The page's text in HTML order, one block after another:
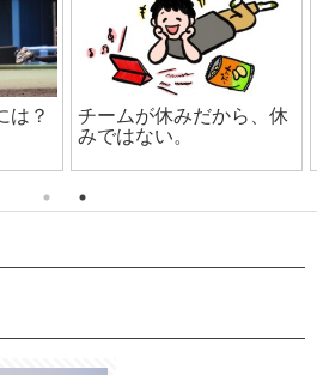
グ手
【プロ野球選手がおすす
め】バッティングスプレ